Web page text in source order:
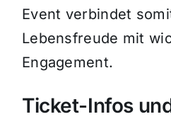
Event verbindet
Lebensfreude mit
Engagement.
Ticket-Infos